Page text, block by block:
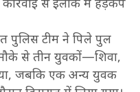
पुलिस टीम ने पिले पुल
से तीन युवकों—शिवा,
जबकि एक अन्य युवक